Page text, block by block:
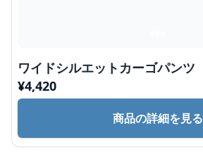
ワイドシルエットカーゴパンツ
¥4,420
商品の詳細を見る